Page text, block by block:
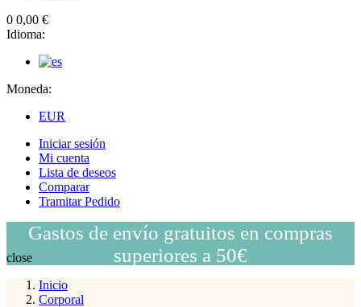
0 0,00 €
Idioma:
Moneda:
EUR
Iniciar sesión
Mi cuenta
Lista de deseos
Comparar
Tramitar Pedido
Gastos de envío gratuitos en compras
superiores a 50€
close
Inicio
Corporal